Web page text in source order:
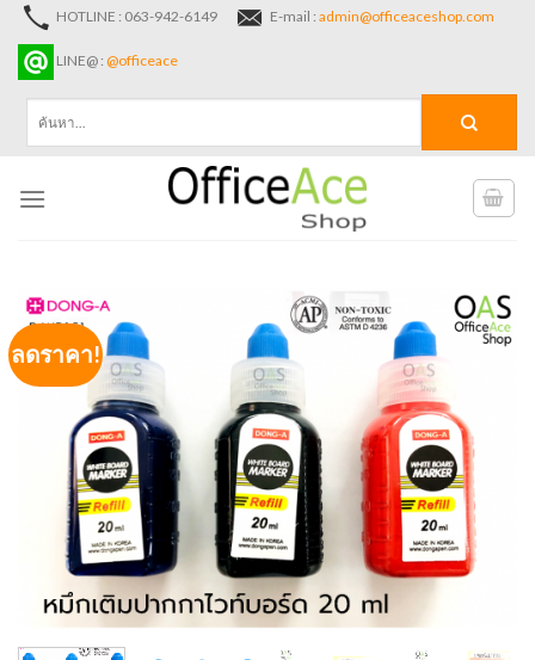
Skip
content
HOTLINE : 063-942-6149 E-mail : admin@officeaceshop.com
LINE@ : @officeace
ลดราคา!